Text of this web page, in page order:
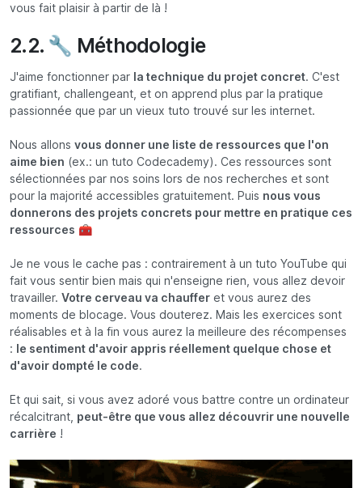
vous fait plaisir à partir de là !
2.2. 🔧 Méthodologie
J'aime fonctionner par la technique du projet concret. C'est
gratifiant, challengeant, et on apprend plus par la pratique
passionnée que par un vieux tuto trouvé sur les internet.
Nous allons vous donner une liste de ressources que l'on
aime bien (ex.: un tuto Codecademy). Ces ressources sont
sélectionnées par nos soins lors de nos recherches et sont
pour la majorité accessibles gratuitement. Puis nous vous
donnerons des projets concrets pour mettre en pratique ces
ressources 🧰
Je ne vous le cache pas : contrairement à un tuto YouTube qui
fait vous sentir bien mais qui n'enseigne rien, vous allez devoir
travailler. Votre cerveau va chauffer et vous aurez des
moments de blocage. Vous douterez. Mais les exercices sont
réalisables et à la fin vous aurez la meilleure des récompenses
:
le sentiment d'avoir appris réellement quelque chose et
d'avoir dompté le code.
Et qui sait, si vous avez adoré vous battre contre un ordinateur
récalcitrant, peut-être que vous allez découvrir une nouvelle
carrière !